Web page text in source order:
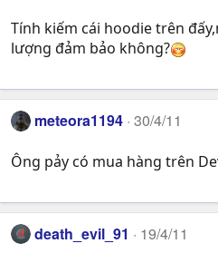
Tính kiếm cái hoodie trên
lượng đảm bảo không?
meteora1194 30/4/11
Ông pảy có mua hàng trên
death_evil_91 19/4/11